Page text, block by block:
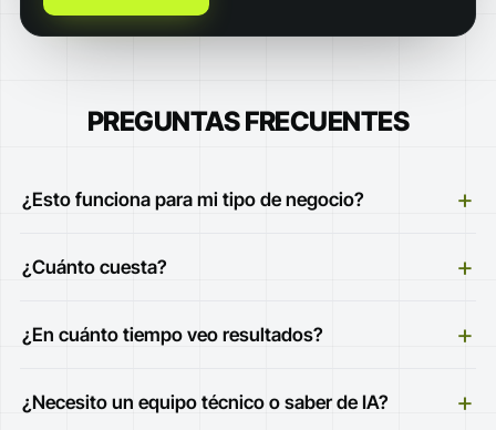
PREGUNTAS FRECUENTES
¿Esto funciona para mi tipo de negocio? +
¿Cuánto cuesta? +
¿En cuánto tiempo veo resultados? +
¿Necesito un equipo técnico o saber de IA? +